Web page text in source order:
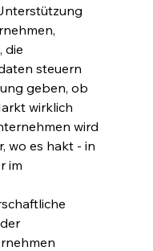
die
steuern
geben, ob
wirklich
wird
wo es hakt - in
im